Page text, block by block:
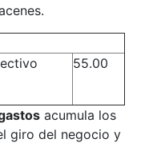
55.00
acumula los
giro del negocio y